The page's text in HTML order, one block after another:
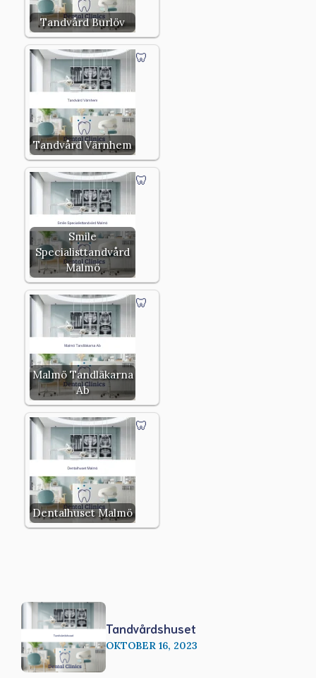
Tandvård Burlöv
Tandvård Värnhem
Smile
Specialisttandvård
Malmö
Malmö Tandläkarna
Ab
Dentalhuset Malmö
Tandvårdshuset
OKTOBER 16, 2023